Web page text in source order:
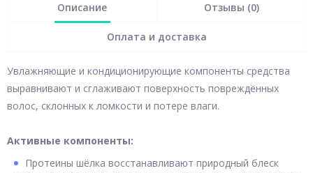
Описание Отзывы (0)
Оплата и доставка
Увлажняющие и кондиционирующие компоненты средства
выравнивают и сглаживают поверхность повреждённых
волос, склонных к ломкости и потере влаги.
Активные компоненты:
Протеины шёлка восстанавливают природный блеск